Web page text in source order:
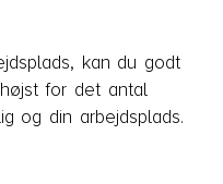
kan du godt
for det antal
og din arbejdsplads.